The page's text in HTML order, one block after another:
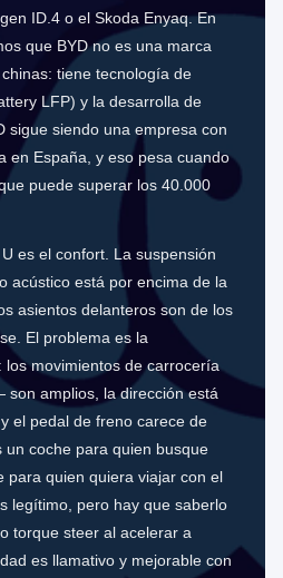
ID.4 o el Skoda Enyaq. En
que BYD no es una marca
tiene tecnología de
LFP) y la desarrolla de
sigue siendo una empresa con
en España, y eso pesa cuando
puede superar los 40.000
es el confort. La suspensión
acústico está por encima de la
asientos delanteros son de los
El problema es la
los movimientos de carrocería
amplios, la dirección está
el pedal de freno carece de
un coche para quien busque
para quien quiera viajar con el
legítimo, pero hay que saberlo
torque steer al acelerar a
es llamativo y mejorable con